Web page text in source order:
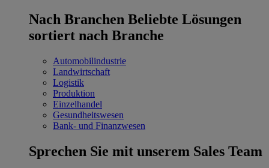
Nach Branchen Beliebte Lösungen
sortiert nach Branche
Automobilindustrie
Landwirtschaft
Logistik
Produktion
Einzelhandel
Gesundheitswesen
Bank- und Finanzwesen
Sprechen Sie mit unserem Sales Team